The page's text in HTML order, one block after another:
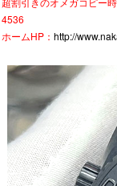
4536
ホームHP： http://